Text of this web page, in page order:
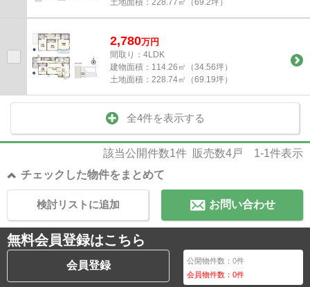
2,780万円
間取り：4LDK
建物面積： 114.26㎡（34.56坪）
土地面積： 228.74㎡（69.19坪）
全4件を表示する
該当公開件数1件 販売数4戸 1-1件表示
チェックした物件をまとめて
お問い合わせ
検討リストに追加
無料会員登録はこちら
会員登録 公開物件数：0件
会員物件数：0件